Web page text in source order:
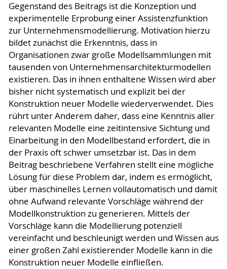
Gegenstand des Beitrags ist die Konzeption und
experimentelle Erprobung einer Assistenzfunktion
zur Unternehmensmodellierung. Motivation hierzu
bildet zunächst die Erkenntnis, dass in
Organisationen zwar große Modellsammlungen mit
tausenden von Unternehmensarchitekturmodellen
existieren. Das in ihnen enthaltene Wissen wird aber
bisher nicht systematisch und explizit bei der
Konstruktion neuer Modelle wiederverwendet. Dies
rührt unter Anderem daher, dass eine Kenntnis aller
relevanten Modelle eine zeitintensive Sichtung und
Einarbeitung in den Modellbestand erfordert, die in
der Praxis oft schwer umsetzbar ist. Das in dem
Beitrag beschriebene Verfahren stellt eine mögliche
Lösung für diese Problem dar, indem es ermöglicht,
über maschinelles Lernen vollautomatisch und damit
ohne Aufwand relevante Vorschläge während der
Modellkonstruktion zu generieren. Mittels der
Vorschläge kann die Modellierung potenziell
vereinfacht und beschleunigt werden und Wissen aus
einer großen Zahl existierender Modelle kann in die
Konstruktion neuer Modelle einfließen.